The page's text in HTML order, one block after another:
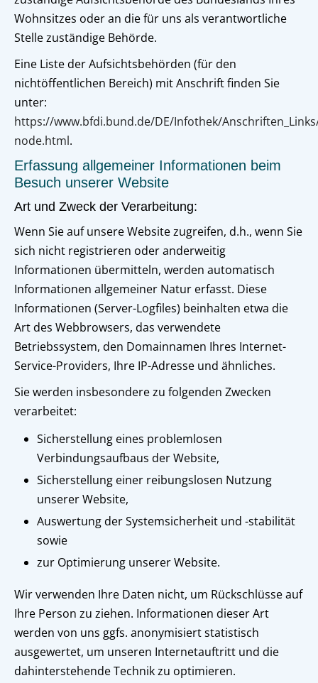
Wohnsitzes oder an die für uns als verantwortliche
Stelle zuständige Behörde.
Eine Liste der Aufsichtsbehörden (für den
nichtöffentlichen Bereich) mit Anschrift finden Sie
unter:
https://www.bfdi.bund.de/DE/Infothek/
node.html.
Erfassung allgemeiner Informationen beim
Besuch unserer Website
Art und Zweck der Verarbeitung:
Wenn Sie auf unsere Website zugreifen, d.h., wenn Sie
sich nicht registrieren oder anderweitig
Informationen übermitteln, werden automatisch
Informationen allgemeiner Natur erfasst. Diese
Informationen (Server-Logfiles) beinhalten etwa die
Art des Webbrowsers, das verwendete
Betriebssystem, den Domainnamen Ihres Internet-
Service-Providers, Ihre IP-Adresse und ähnliches.
Sie werden insbesondere zu folgenden Zwecken
verarbeitet:
Sicherstellung eines problemlosen
Verbindungsaufbaus der Website,
Sicherstellung einer reibungslosen Nutzung
unserer Website,
Auswertung der Systemsicherheit und -stabilität
sowie
zur Optimierung unserer Website.
Wir verwenden Ihre Daten nicht, um Rückschlüsse auf
Ihre Person zu ziehen. Informationen dieser Art
werden von uns ggfs. anonymisiert statistisch
ausgewertet, um unseren Internetauftritt und die
dahinterstehende Technik zu optimieren.